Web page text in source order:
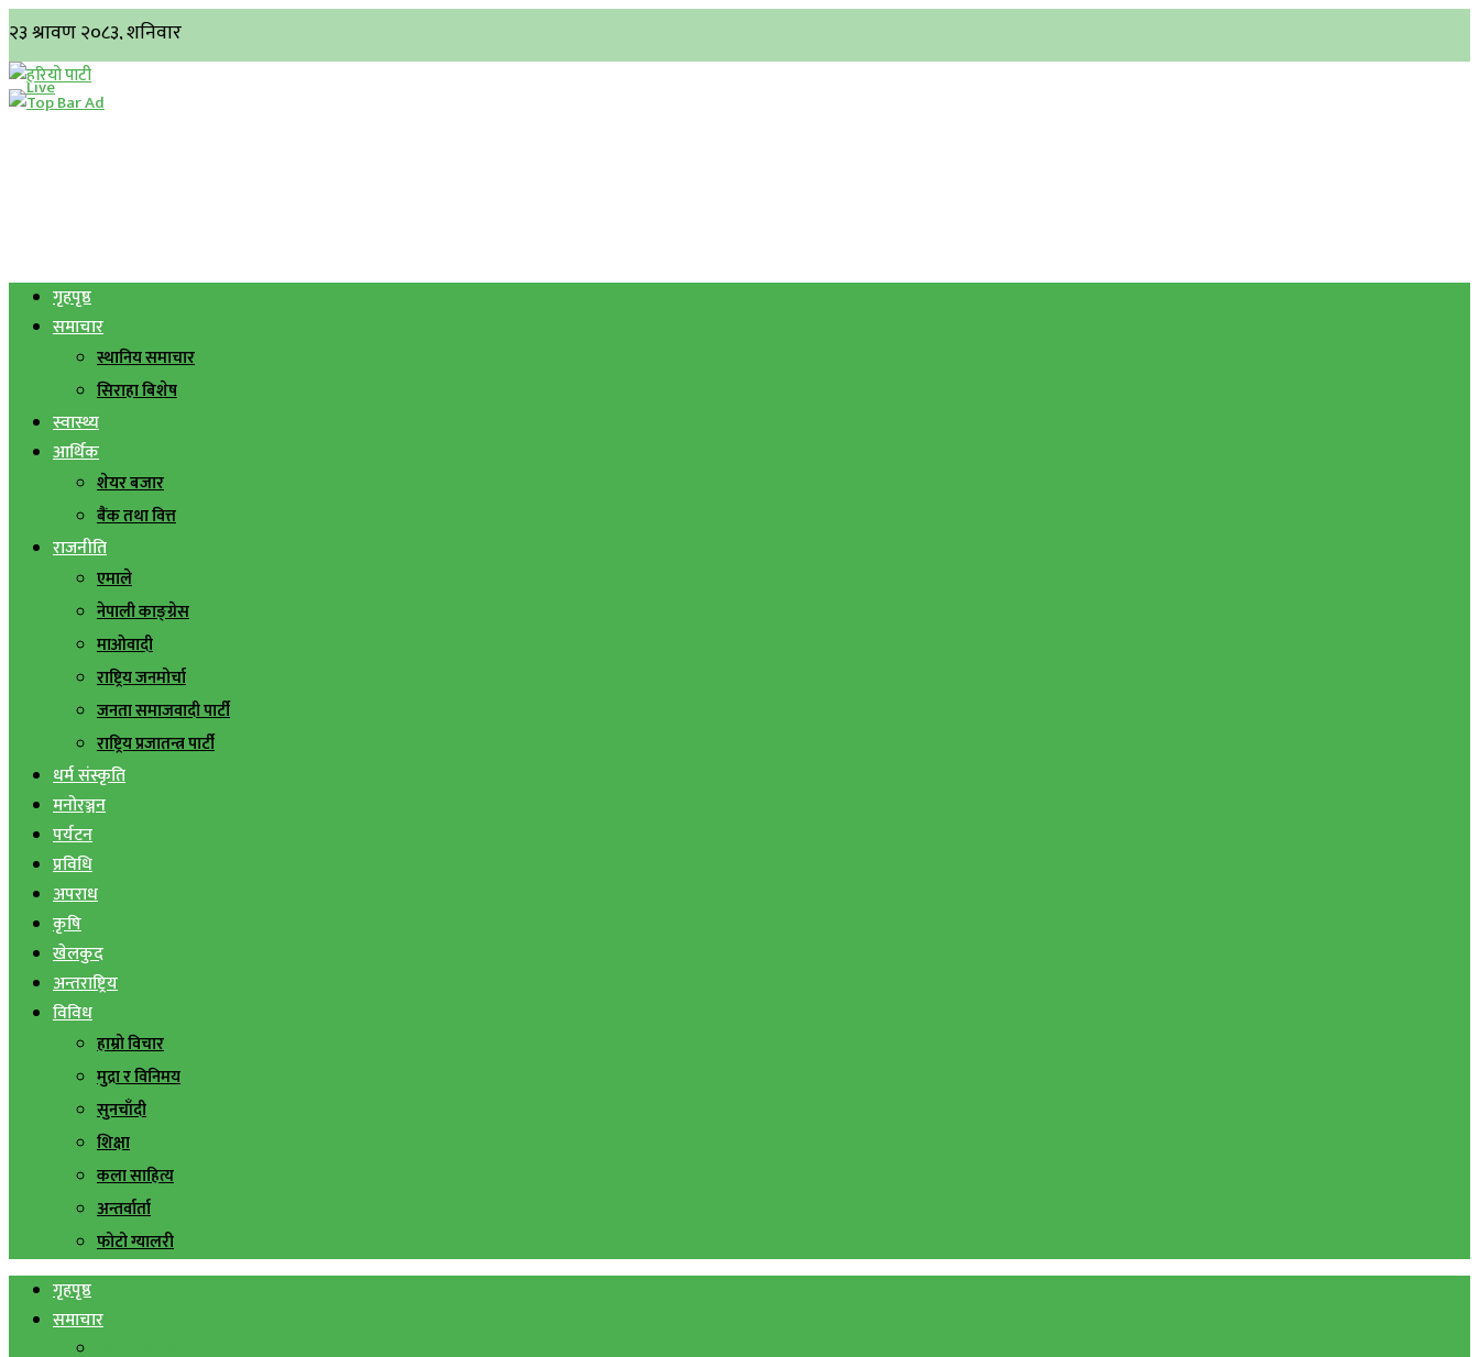
गृहपृष्ठ
समाचार
स्थानिय समाचार
सिराहा बिशेष
स्वास्थ्य
आर्थिक
शेयर बजार
बैंक तथा वित्त
राजनीति
एमाले
नेपाली काङ्ग्रेस
माओवादी
राष्ट्रिय जनमोर्चा
जनता समाजवादी पार्टी
राष्ट्रिय प्रजातन्त्र पार्टी
धर्म संस्कृति
मनोरञ्जन
पर्यटन
प्रविधि
अपराध
कृषि
खेलकुद
अन्तराष्ट्रिय
विविध
हाम्रो विचार
मुद्रा र विनिमय
सुनचाँदी
शिक्षा
कला साहित्य
अन्तर्वार्ता
फोटो ग्यालरी
गृहपृष्ठ
समाचार